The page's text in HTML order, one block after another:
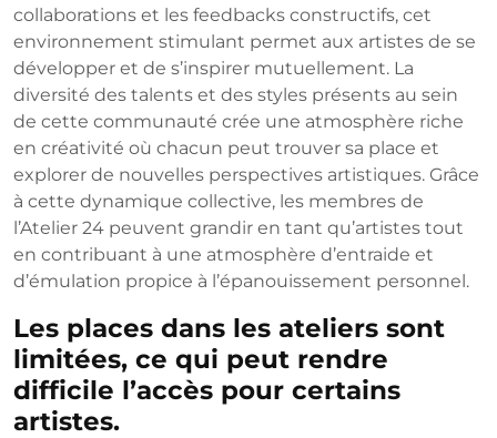
collaborations et les feedbacks constructifs, cet
environnement stimulant permet aux artistes de se
développer et de s’inspirer mutuellement. La
diversité des talents et des styles présents au sein
de cette communauté crée une atmosphère riche
en créativité où chacun peut trouver sa place et
explorer de nouvelles perspectives artistiques. Grâce
à cette dynamique collective, les membres de
l’Atelier 24 peuvent grandir en tant qu’artistes tout
en contribuant à une atmosphère d’entraide et
d’émulation propice à l’épanouissement personnel.
Les places dans les ateliers sont
limitées, ce qui peut rendre
difficile l’accès pour certains
artistes.